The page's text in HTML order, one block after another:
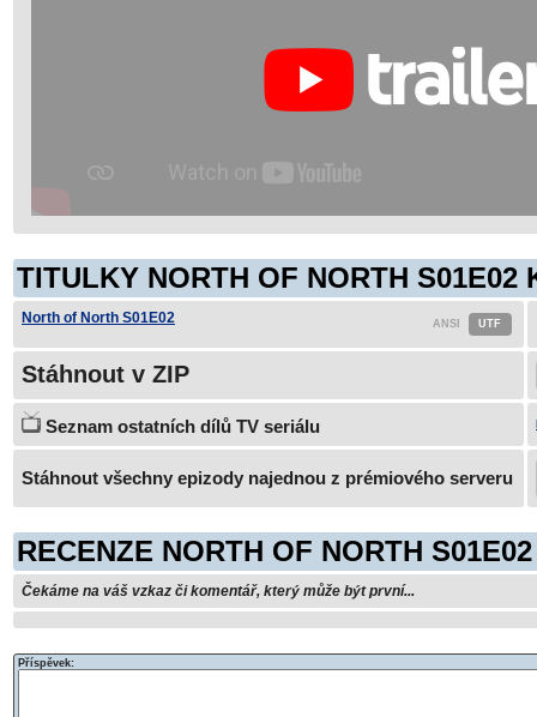
TITULKY NORTH OF NORTH S01E02
North of North S01E02
Stáhnout v ZIP
Seznam ostatních dílů TV seriálu
Stáhnout všechny epizody najednou z prémiového serveru
RECENZE NORTH OF NORTH S01E02
Čekáme na váš vzkaz či komentář, který může být první...
Příspěvek: